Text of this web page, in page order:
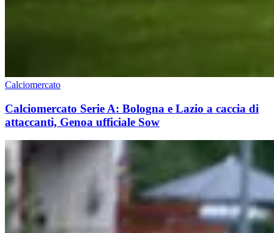
Calciomercato
Calciomercato Serie A: Bologna e Lazio a caccia di
attaccanti, Genoa ufficiale Sow